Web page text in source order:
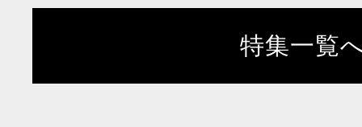
特集一覧